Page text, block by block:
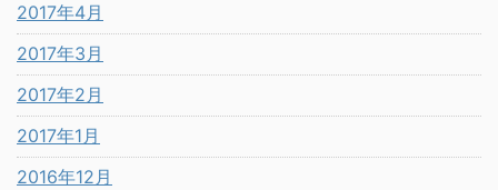
2017年4月
2017年3月
2017年2月
2017年1月
2016年12月